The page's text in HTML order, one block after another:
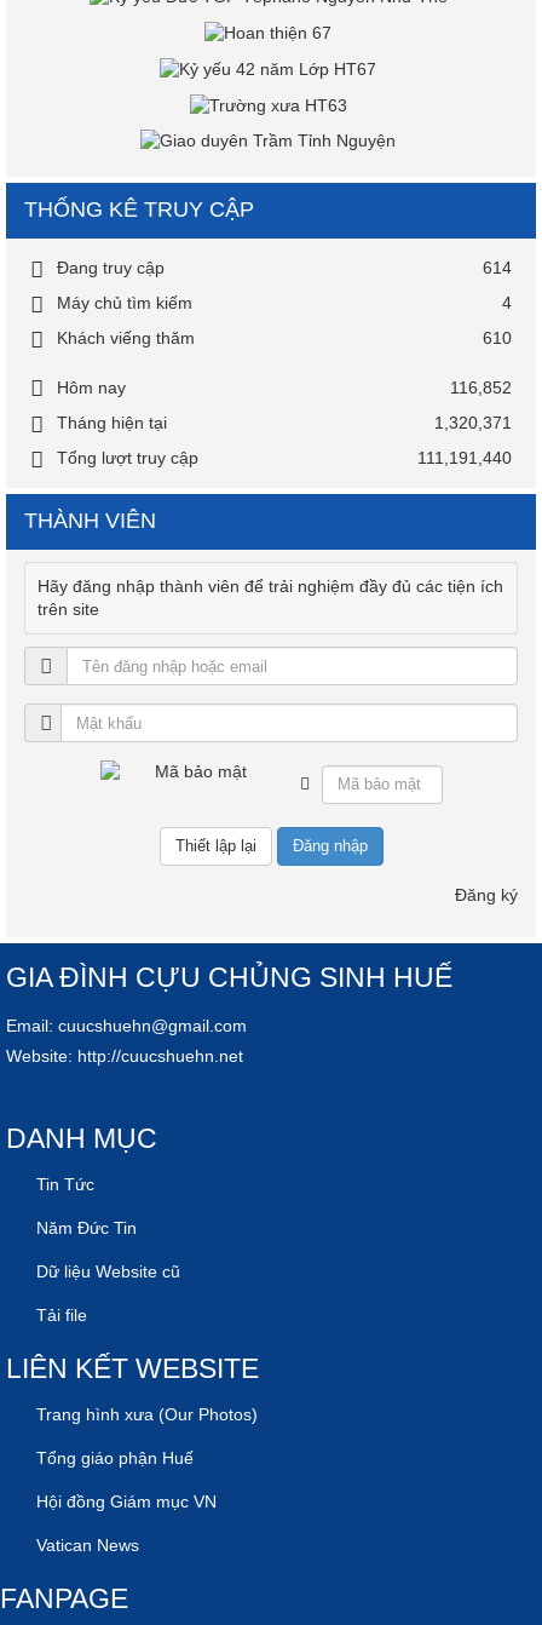
THỐNG KÊ TRUY CẬP
Đang truy cập
614
Máy chủ tìm kiếm
4
Khách viếng thăm
610
Hôm nay
116,852
Tháng hiện tại
1,320,371
Tổng lượt truy cập
111,191,440
THÀNH VIÊN
Hãy đăng nhập thành viên để trải nghiệm đầy đủ các tiện ích
trên site
Đăng nhập
Đăng ký
GIA ĐÌNH CỰU CHỦNG SINH HUẾ
Email: cuucshuehn@gmail.com
Website: http://cuucshuehn.net
DANH MỤC
Tin Tức
Năm Đức Tin
Dữ liệu Website cũ
Tải file
LIÊN KẾT WEBSITE
Trang hình xưa (Our Photos)
Tổng giáo phận Huế
Hội đồng Giám mục VN
Vatican News
FANPAGE